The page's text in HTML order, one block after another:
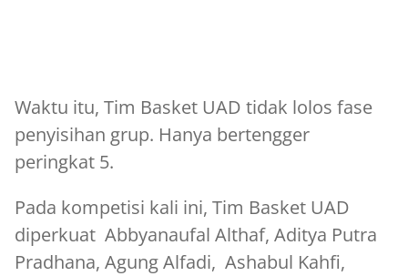
Waktu itu, Tim Basket UAD tidak lolos fase
penyisihan grup. Hanya bertengger
peringkat 5.
Pada kompetisi kali ini, Tim Basket UAD
diperkuat Abbyanaufal Althaf, Aditya Putra
Pradhana, Agung Alfadi, Ashabul Kahfi,